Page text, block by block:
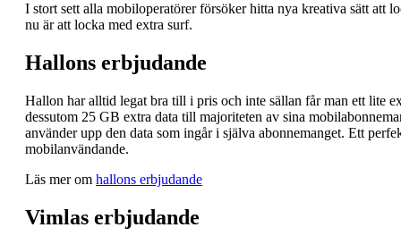
I stort sett alla mobiloperatörer försöker hitta nya kreativa sätt att
nu är att locka med extra surf.
Hallons erbjudande
Hallon har alltid legat bra till i pris och inte sällan får man ett lite
dessutom 25 GB extra data till majoriteten av sina
använder upp den data som ingår i själva abonnemanget. Ett
mobilanvändande.
Läs mer om hallons erbjudande
Vimlas erbjudande